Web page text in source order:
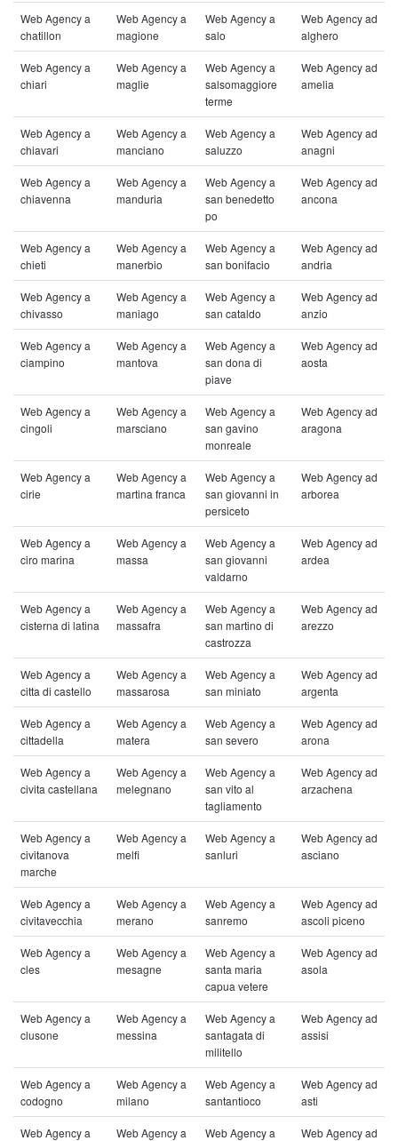
Web Agency a
chatillon
Web Agency a
magione
Web Agency a
salo
Web Agency ad
alghero
Web Agency a
chiari
Web Agency a
maglie
Web Agency a
salsomaggiore
terme
Web Agency ad
amelia
Web Agency a
chiavari
Web Agency a
manciano
Web Agency a
saluzzo
Web Agency ad
anagni
Web Agency a
chiavenna
Web Agency a
manduria
Web Agency a
san benedetto
po
Web Agency ad
ancona
Web Agency a
chieti
Web Agency a
manerbio
Web Agency a
san bonifacio
Web Agency ad
andria
Web Agency a
chivasso
Web Agency a
maniago
Web Agency a
san cataldo
Web Agency ad
anzio
Web Agency a
ciampino
Web Agency a
mantova
Web Agency a
san dona di
piave
Web Agency ad
aosta
Web Agency a
cingoli
Web Agency a
marsciano
Web Agency a
san gavino
monreale
Web Agency ad
aragona
Web Agency a
cirie
Web Agency a
martina franca
Web Agency a
san giovanni in
persiceto
Web Agency ad
arborea
Web Agency a
ciro marina
Web Agency a
massa
Web Agency a
san giovanni
valdarno
Web Agency ad
ardea
Web Agency a
cisterna di latina
Web Agency a
massafra
Web Agency a
san martino di
castrozza
Web Agency ad
arezzo
Web Agency a
citta di castello
Web Agency a
massarosa
Web Agency a
san miniato
Web Agency ad
argenta
Web Agency a
cittadella
Web Agency a
matera
Web Agency a
san severo
Web Agency ad
arona
Web Agency a
civita castellana
Web Agency a
melegnano
Web Agency a
san vito al
tagliamento
Web Agency ad
arzachena
Web Agency a
civitanova
marche
Web Agency a
melfi
Web Agency a
sanluri
Web Agency ad
asciano
Web Agency a
civitavecchia
Web Agency a
merano
Web Agency a
sanremo
Web Agency ad
ascoli piceno
Web Agency a
cles
Web Agency a
mesagne
Web Agency a
santa maria
capua vetere
Web Agency ad
asola
Web Agency a
clusone
Web Agency a
messina
Web Agency a
santagata di
militello
Web Agency ad
assisi
Web Agency a
codogno
Web Agency a
milano
Web Agency a
santantioco
Web Agency ad
asti
Web Agency a
Web Agency a
Web Agency a
Web Agency ad